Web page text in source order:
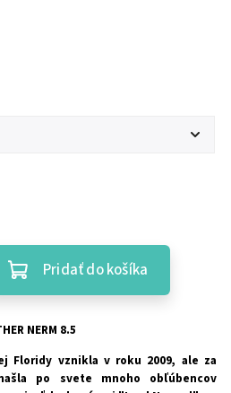
Pridať do košíka
NERM 8.5
Floridy vznikla v roku 2009, ale za
po svete mnoho obľúbencov